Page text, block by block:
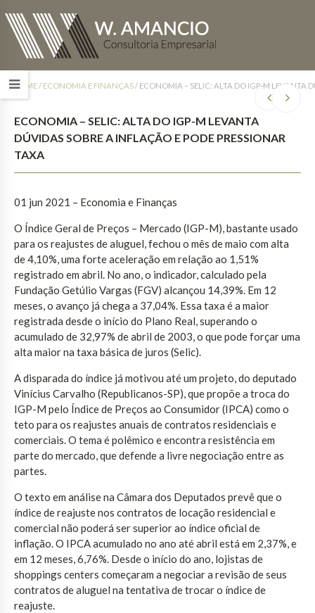
HOME/ ECONOMIA E FINANÇAS/ ECONOMIA – SELIC: ALTA DO IGP-M LEVANTA
ECONOMIA – SELIC: ALTA DO IGP-M LEVANTA
DÚVIDAS SOBRE A INFLAÇÃO E PODE PRESSIONAR
TAXA
01 jun 2021 – Economia e Finanças
O Índice Geral de Preços – Mercado (IGP-M), bastante usado
para os reajustes de aluguel, fechou o mês de maio com alta
de 4,10%, uma forte aceleração em relação ao 1,51%
registrado em abril. No ano, o indicador, calculado pela
Fundação Getúlio Vargas (FGV) alcançou 14,39%. Em 12
meses, o avanço já chega a 37,04%. Essa taxa é a maior
registrada desde o início do Plano Real, superando o
acumulado de 32,97% de abril de 2003, o que pode forçar uma
alta maior na taxa básica de juros (Selic).
A disparada do índice já motivou até um projeto, do deputado
Vinícius Carvalho (Republicanos-SP), que propõe a troca do
IGP-M pelo Índice de Preços ao Consumidor (IPCA) como o
teto para os reajustes anuais de contratos residenciais e
comerciais. O tema é polêmico e encontra resistência em
parte do mercado, que defende a livre negociação entre as
partes.
O texto em análise na Câmara dos Deputados prevê que o
índice de reajuste nos contratos de locação residencial e
comercial não poderá ser superior ao índice oficial de
inflação. O IPCA acumulado no ano até abril está em 2,37%, e
em 12 meses, 6,76%. Desde o início do ano, lojistas de
shoppings centers começaram a negociar a revisão de seus
contratos de aluguel na tentativa de trocar o índice de
reajuste.